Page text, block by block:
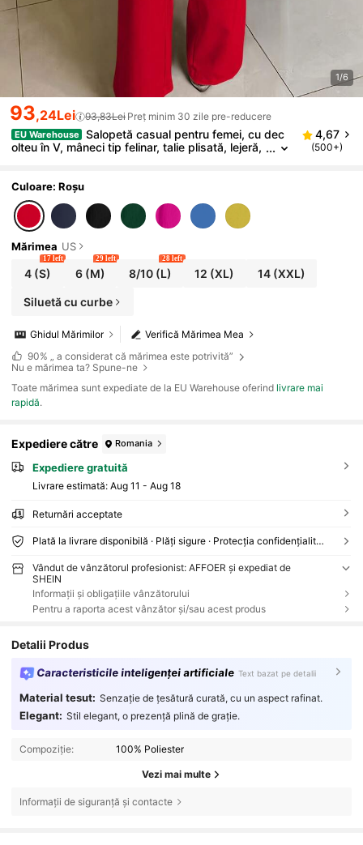
1/6
93,24Lei 93,83Lei Preț minim 30 zile pre-reducere
EU Warehouse
Salopetă casual pentru femei, cu dec
olteu în V, mâneci tip felinar, talie plisată, lejeră,
4,67
(500+)
Culoare: Roșu
Mărimea US
4 (S)
17 left
6 (M)
29 left
8/10(L)
28 left
12 (XL) 14 (XXL)
Siluetă cu curbe
Verifică Mărimea Mea
Ghidul Mărimilor
90% „ a considerat că mărimea este potrivită”
Nu e mărimea ta? Spune-ne
Toate mărimea sunt expediate de la EU Warehouse oferind livrare mai
rapidă.
Expediere către Romania
Expediere gratuită
Livrare estimată: Aug 11 - Aug 18
Returnări acceptate
Plată la livrare disponibilă · Plăți sigure · Protecția confidențialității
Vândut de vânzătorul profesionist: AFFOER și expediat de
SHEIN
Informații și obligațiile vânzătorului
Pentru a raporta acest vânzător și/sau acest produs
Detalii Produs
Caracteristicile inteligenței artificiale Text bazat pe detalii
Material tesut: Senzație de țesătură curată, cu un aspect rafinat.
Elegant: Stil elegant, o prezență plină de grație.
Compoziție: 100% Poliester
Vezi mai multe
Informații de siguranță și contacte